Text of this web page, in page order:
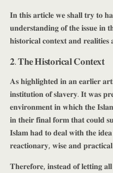
𝐈𝐧 𝐭𝐡𝐢𝐬 𝐚𝐫𝐭𝐢𝐜𝐥𝐞 𝐰𝐞 𝐬𝐡𝐚𝐥𝐥 𝐭𝐫𝐲 𝐭𝐨
𝐮𝐧𝐝𝐞𝐫𝐬𝐭𝐚𝐧𝐝𝐢𝐧𝐠 𝐨𝐟 𝐭𝐡𝐞 𝐢𝐬𝐬𝐮𝐞 𝐢𝐧
𝐡𝐢𝐬𝐭𝐨𝐫𝐢𝐜𝐚𝐥 𝐜𝐨𝐧𝐭𝐞𝐱𝐭 𝐚𝐧𝐝
𝟐. 𝐓𝐡𝐞 𝐇𝐢𝐬𝐭𝐨𝐫𝐢𝐜𝐚𝐥 𝐂𝐨𝐧𝐭𝐞𝐱𝐭
𝐀𝐬 𝐡𝐢𝐠𝐡𝐥𝐢𝐠𝐡𝐭𝐞𝐝 𝐢𝐧 𝐚𝐧 𝐞𝐚𝐫𝐥𝐢𝐞𝐫
𝐢𝐧𝐬𝐭𝐢𝐭𝐮𝐭𝐢𝐨𝐧 𝐨𝐟 𝐬𝐥𝐚𝐯𝐞𝐫𝐲. 𝐈𝐭 𝐰𝐚𝐬
𝐞𝐧𝐯𝐢𝐫𝐨𝐧𝐦𝐞𝐧𝐭 𝐢𝐧 𝐰𝐡𝐢𝐜𝐡 𝐭𝐡𝐞
𝐢𝐧 𝐭𝐡𝐞𝐢𝐫 𝐟𝐢𝐧𝐚𝐥 𝐟𝐨𝐫𝐦 𝐭𝐡𝐚𝐭 𝐜𝐨𝐮𝐥𝐝
𝐈𝐬𝐥𝐚𝐦 𝐡𝐚𝐝 𝐭𝐨 𝐝𝐞𝐚𝐥 𝐰𝐢𝐭𝐡 𝐭𝐡𝐞
𝐫𝐞𝐚𝐜𝐭𝐢𝐨𝐧𝐚𝐫𝐲, 𝐰𝐢𝐬𝐞 𝐚𝐧𝐝
𝐓𝐡𝐞𝐫𝐞𝐟𝐨𝐫𝐞, 𝐢𝐧𝐬𝐭𝐞𝐚𝐝 𝐨𝐟 𝐥𝐞𝐭𝐭𝐢𝐧𝐠